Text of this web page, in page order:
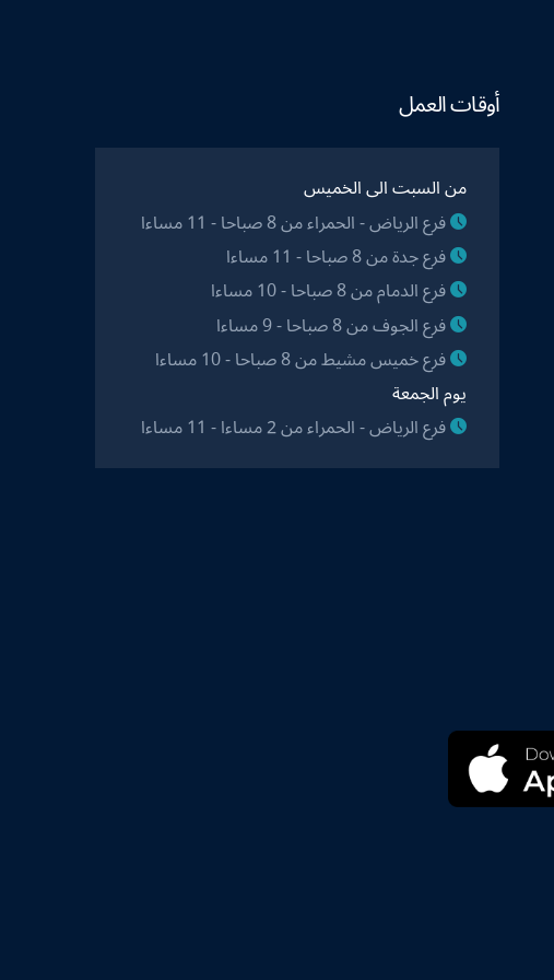
أوقات العمل
من السبت الى الخميس
فرع الرياض - الحمراء من 8 صباحا - 11 مساءا
فرع جدة من 8 صباحا - 11 مساءا
فرع الدمام من 8 صباحا - 10 مساءا
فرع الجوف من 8 صباحا - 9 مساءا
فرع خميس مشيط من 8 صباحا - 10 مساءا
يوم الجمعة
فرع الرياض - الحمراء من 2 مساءا - 11 مساءا